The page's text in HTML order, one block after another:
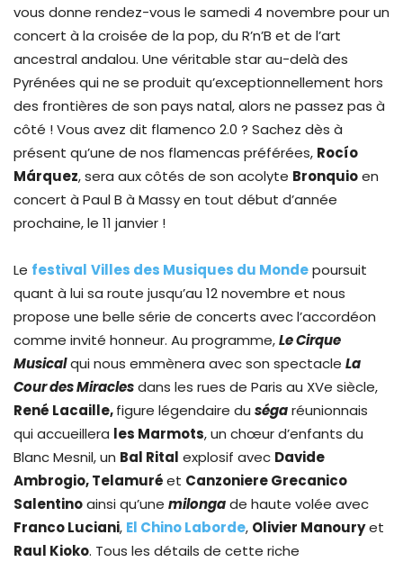
vous donne rendez-vous le samedi 4 novembre pour un
concert à la croisée de la pop, du R’n’B et de l’art
ancestral andalou. Une véritable star au-delà des
Pyrénées qui ne se produit qu’exceptionnellement hors
des frontières de son pays natal, alors ne passez pas à
côté ! Vous avez dit flamenco 2.0 ? Sachez dès à
présent qu’une de nos flamencas préférées, Rocío
Márquez, sera aux côtés de son acolyte Bronquioen
concert à Paul B à Massy en tout début d’année
prochaine, le 11 janvier !
Le festival Villes des Musiques du Mondepoursuit
quant à lui sa route jusqu’au 12 novembre et nous
propose une belle série de concerts avec l’accordéon
comme invité honneur. Au programme,Le Cirque
Musicalqui nous emmènera avec son spectacle La
Cour des Miraclesdans les rues de Paris au XVe siècle,
René Lacaille,figure légendaire du ségaréunionnais
qui accueillera les Marmots, un chœur d’enfants du
Blanc Mesnil, un Bal Rital explosif avec Davide
Ambrogio, Telamuréet Canzoniere Grecanico
Salentinoainsi qu’une milongade haute volée avec
Franco Luciani, El Chino Laborde, Olivier Manouryet
Raul Kioko. Tous les détails de cette riche